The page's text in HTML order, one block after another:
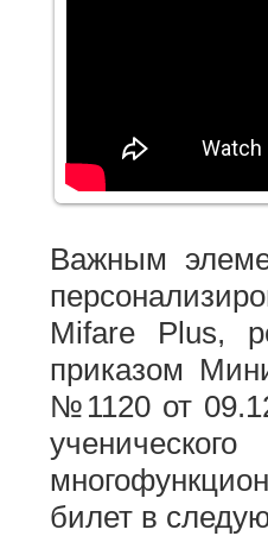
Важным
Mifare Plus,
приказом
№1120 от
билет в